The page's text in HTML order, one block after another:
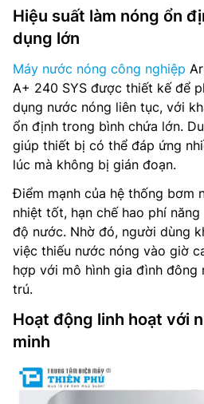
Hiệu suất làm nóng ổn
dụng lớn
Máy nước nóng công nghiệp
A+ 240 SYS được thiết kế để
dụng nước nóng liên tục, với
ổn định trong bình chứa lớn.
giúp thiết bị có thể đáp ứng
lúc mà không bị gián đoạn.
Điểm mạnh của hệ thống bơm
nhiệt tốt, hạn chế hao phí
độ nước. Nhờ đó, người dùng
việc thiếu nước nóng vào giờ
hợp với mô hình gia đình đông
trú.
Hoạt động linh hoạt với
minh